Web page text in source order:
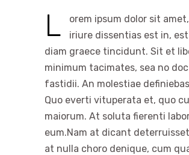
L
orem ipsum dolor sit
iriure dissentias est in,
diam graece tincidunt. Sit et
minimum tacimates, sea no
fastidii. An molestiae
Quo everti vituperata et, quo
maiorum. At soluta fierenti
eum.Nam at dicant
at nulla choro denique, cum